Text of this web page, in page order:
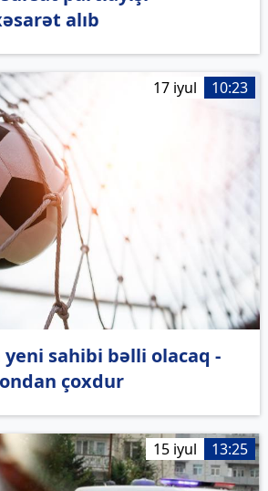
alıb
17 iyul 10:23
sahibi bəlli olacaq -
çoxdur
15 iyul 13:25